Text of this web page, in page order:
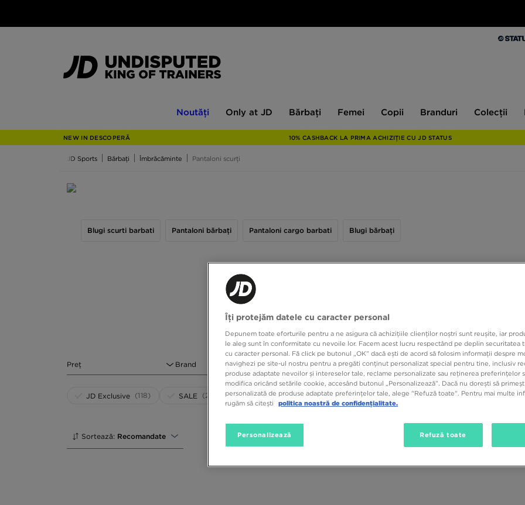
Noutăți
JD
Only at JD Bărbați Femei Copii Branduri Colecții
NEW IN DESCOPERĂ 10% CASHBACK LA PRIMA ACHIZIȚIE CU JD STATUS
JD Sports Bărbați Îmbrăcăminte Pantaloni scurți
Pantalonii de jogging, blugii sau pantalonii cargo reprezintă, bineînțeles, un must have în garderoba oricărui bărbat. Totuși,
zilele călduroase de vară, cât și în timpul antrenamentului. Indiferent dacă ești în căutarea unui articol de fiecare zi sau
modelul ideal pentru mersul la sală, la noi le vei găsi pe toate. La JD te așteptă produsele din oferta celor mai
branduri, precum Nike, adidas, Under Armour, Tommy Hilfiger, Reebok sau Lacoste.
Blugi scurti barbati Pantaloni bărbați Pantaloni cargo barbati Blugi bărbați
Preț Brand Mărime Culoare
JD Exclusive (118) SALE (222)
Sortează: Recomandate
Îți protejăm datele cu caracter personal
Depunem toate eforturile pentru a ne asigura că achizițiile clienților noștri sunt reușite, iar
le aleg sunt în conformitate cu nevoile lor. Facem acest lucru respectând pe deplin securitatea
cu caracter personal. Fă click pe butonul „OK” dacă ești de acord să folosim informații despre
navighezi pe site-ul nostru pentru a pregăti conținut personalizat special pentru tine, inclusiv
produse adaptate nevoilor și intereselor tale, reclame personalizate sau reținerea preferințelor
modifica oricând setările cookie, accesând butonul „Personalizează”. Dacă nu dorești să
personalizată de produse adaptate preferințelor tale, alege "Refuză toate". Pentru mai multe
rugăm să citești
politica noastră de confidențialitate.
Personalizează Refuză toate